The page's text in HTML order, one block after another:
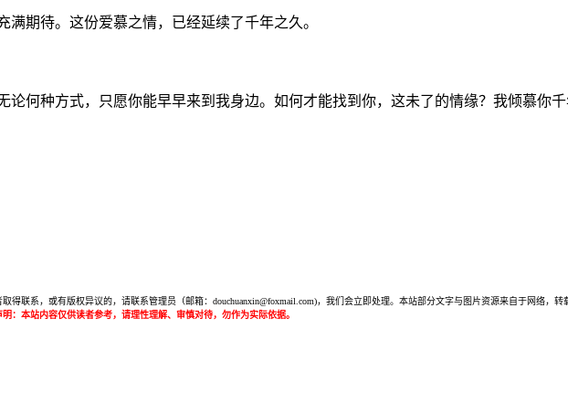
期待。这份爱慕之情，已经延续了千年之久。
何种方式，只愿你能早早来到我身边。如何才能找到你，这未了的情缘？我倾慕你
联系，或有版权异议的，请联系管理员（邮箱：douchuanxin@foxmail.com)，我们会立即处理。本站部分文字与图片资源来自于网络，
明：本站内容仅供读者参考，请理性理解、审慎对待，勿作为实际依据。